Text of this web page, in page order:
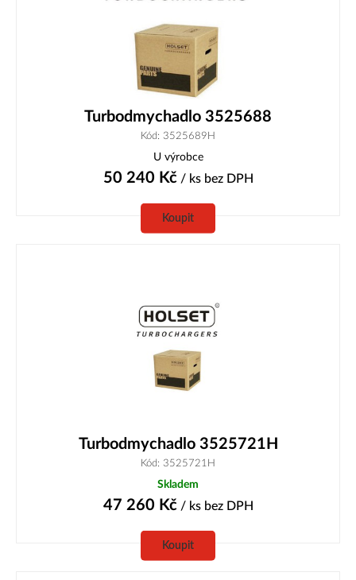
Turbodmychadlo 3525688
Kód: 3525689H
U výrobce
50 240 Kč/ ks bez DPH
Koupit
Turbodmychadlo 3525721H
Kód: 3525721H
Skladem
47 260 Kč/ ks bez DPH
Koupit